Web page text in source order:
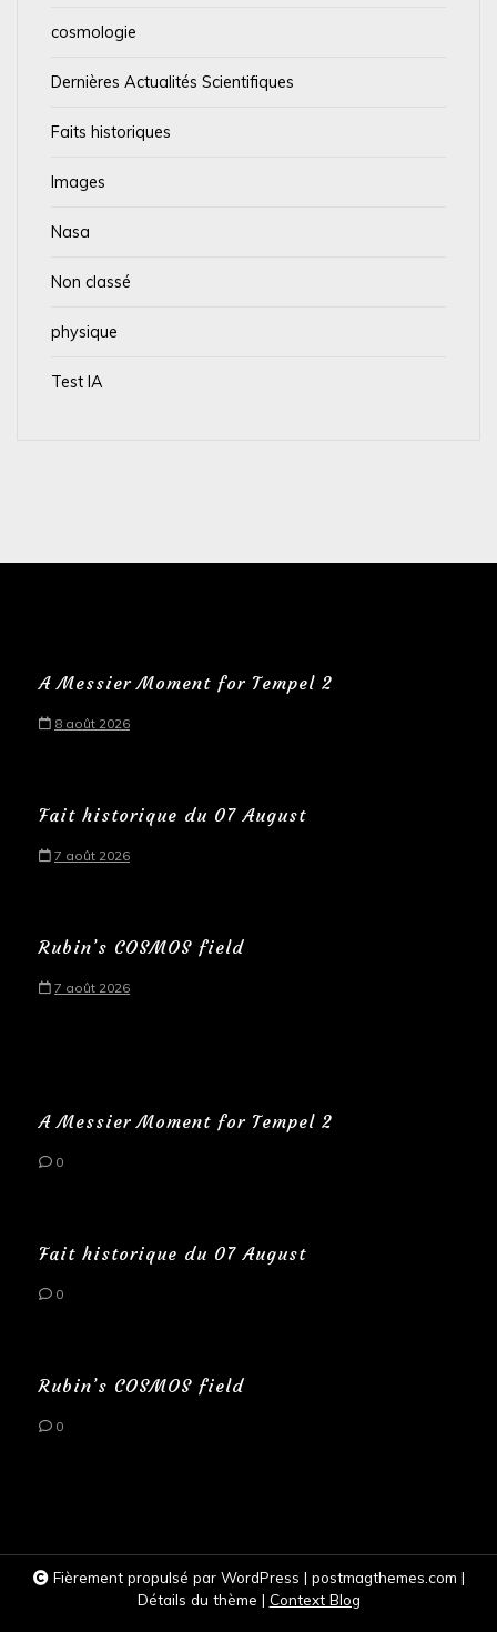
cosmologie
Dernières Actualités Scientifiques
Faits historiques
Images
Nasa
Non classé
physique
Test IA
A Messier Moment for Tempel 2
8 août 2026
Fait historique du 07 August
7 août 2026
Rubin’s COSMOS field
7 août 2026
A Messier Moment for Tempel 2
0
Fait historique du 07 August
0
Rubin’s COSMOS field
0
Fièrement propulsé par WordPress | postmagthemes.com |
Détails du thème | Context Blog